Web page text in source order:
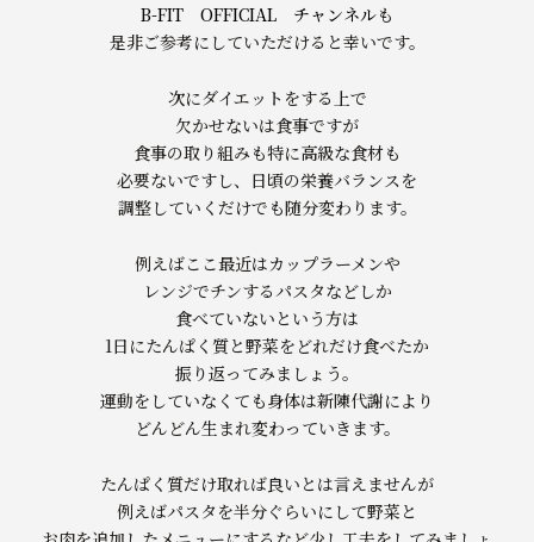
B-FIT OFFICIAL チャンネルも
是非ご参考にしていただけると幸いです。
次にダイエットをする上で
欠かせないは食事ですが
食事の取り組みも特に高級な食材も
必要ないですし、日頃の栄養バランスを
調整していくだけでも随分変わります。
例えばここ最近はカップラーメンや
レンジでチンするパスタなどしか
食べていないという方は
1日にたんぱく質と野菜をどれだけ食べたか
振り返ってみましょう。
運動をしていなくても身体は新陳代謝により
どんどん生まれ変わっていきます。
たんぱく質だけ取れば良いとは言えませんが
例えばパスタを半分ぐらいにして野菜と